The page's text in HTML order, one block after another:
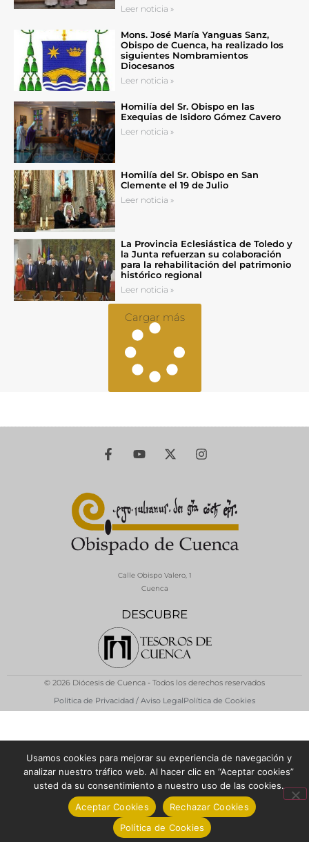
Leer noticia »
Mons. José María Yanguas Sanz,
Obispo de Cuenca, ha realizado los
siguientes Nombramientos
Diocesanos
Leer noticia »
Homilía del Sr. Obispo en las
Exequias de Isidoro Gómez Cavero
Leer noticia »
Homilía del Sr. Obispo en San
Clemente el 19 de Julio
Leer noticia »
La Provincia Eclesiástica de Toledo y
la Junta refuerzan su colaboración
para la rehabilitación del patrimonio
histórico regional
Leer noticia »
Cargar más
DESCUBRE
Calle Obispo Valero, 1
Cuenca
© 2026 Diócesis de Cuenca - Todos los derechos reservados
Política de Privacidad / Aviso LegalPolítica de Cookies
Usamos cookies para mejorar su experiencia de navegación y
analizar nuestro tráfico web. Al hacer clic en “Aceptar cookies”
usted da su consentimiento a nuestro uso de las cookies.
Aceptar Cookies
Rechazar Cookies
Política de Cookies